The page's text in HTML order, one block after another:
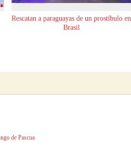
Rescatan a paraguayas de un prostíbulo en
Brasil
de Pascua